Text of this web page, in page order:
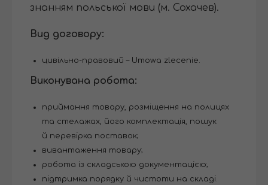
знанням польської мови (м. Сохачев).
Вид договору:
цивільно-правовий – Umowa zlecenie.
Виконувана робота:
приймання товару, розміщення на полицях
та стелажах, його комплектація, пошук
й перевірка поставок;
вивантаження товару;
робота із складською документацією;
підтримка порядку й чистоти на складі.